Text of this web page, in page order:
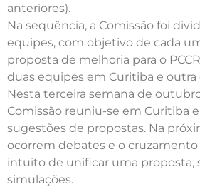
anteriores).
Na sequência, a Comissão foi
equipes, com objetivo de cada
proposta de melhoria para o
duas equipes em Curitiba e outra
Nesta terceira semana de outubro,
Comissão reuniu-se em Curitiba
sugestões de propostas. Na
ocorrem debates e o cruzamento
intuito de unificar uma proposta,
simulações.